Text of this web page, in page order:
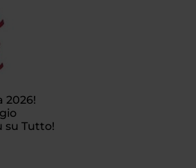
2026!
su Tutto!